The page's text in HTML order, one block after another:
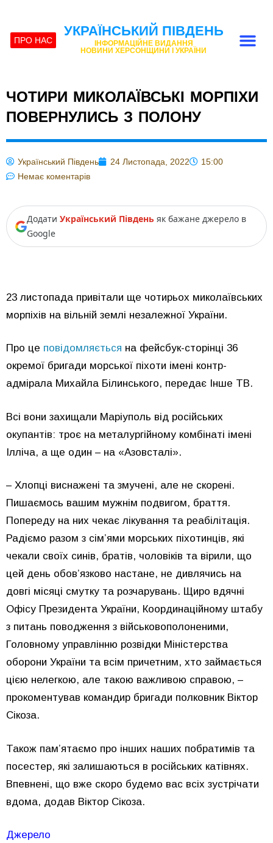
ПРО НАС
УКРАЇНСЬКИЙ ПІВДЕНЬ
ІНФОРМАЦІЙНЕ ВИДАННЯ
НОВИНИ ХЕРСОНЩИНИ І УКРАЇНИ
ЧОТИРИ МИКОЛАЇВСЬКІ МОРПІХИ
ПОВЕРНУЛИСЬ З ПОЛОНУ
Український Південь 24 Листопада, 2022
15:00
Немає коментарів
Додати Український Південь як бажане джерело в
Google
23 листопада привітали ще чотирьох миколаївських
морпіхів на вільній землі незалежної України.
Про це повідомляється на фейсбук-сторінці 36
окремої бригади морської піхоти імені контр-
адмірала Михайла Білинського, передає Інше ТВ.
Всі вони захищали Маріуполь від російських
окупантів: троє на металургійному комбінаті імені
Ілліча, а ще один – на «Азовсталі».
– Хлопці виснажені та змучені, але не скорені.
Пишаємось вашим мужнім подвигом, браття.
Попереду на них чекає лікування та реабілітація.
Радіємо разом з сім’ями морських піхотинців, які
чекали своїх синів, братів, чоловіків та вірили, що
цей день обов’язково настане, не дивлячись на
довгі місяці смутку та розчарувань. Щиро вдячні
Офісу Президента України, Координаційному штабу
з питань поводження з військовополоненими,
Головному управлінню розвідки Міністерства
оборони України та всім причетним, хто займається
цією нелегкою, але такою важливою справою, –
прокоментував командир бригади полковник Віктор
Сікоза.
Також пам’ятаємо про інших наших побратимів та
посестер, які залишаються в російських катівнях.
Впевнені, що вже скоро будемо вас всіх зустрічати
вдома, додав Віктор Сікоза.
Джерело